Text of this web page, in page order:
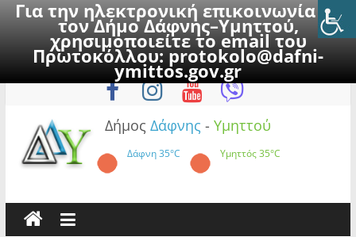
Για την ηλεκτρονική επικοινωνία με
τον Δήμο Δάφνης–Υμηττού,
χρησιμοποιείτε το email του
Πρωτοκόλλου:protokolo@dafni-
ymittos.gov.gr
to
Σάββατο, 8 Αυγούστου 2026
Δήμος Δάφνης - Υμηττού
Δάφνη35°C Υμηττός35°C